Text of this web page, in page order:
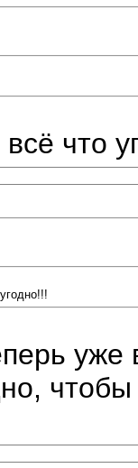
что
уже